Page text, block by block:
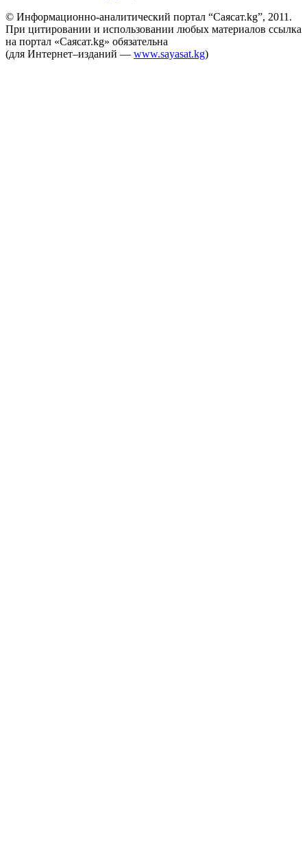
© Информационно-аналитический портал “Саясат.kg”, 2011.
При цитировании и использовании любых материалов ссылка
на портал «Саясат.kg» обязательна
(для Интернет–изданий — www.sayasat.kg)